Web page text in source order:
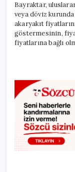
Bayraktar,
veya döviz
akaryakıt
göstermesinin,
fiyatlarına bağlı